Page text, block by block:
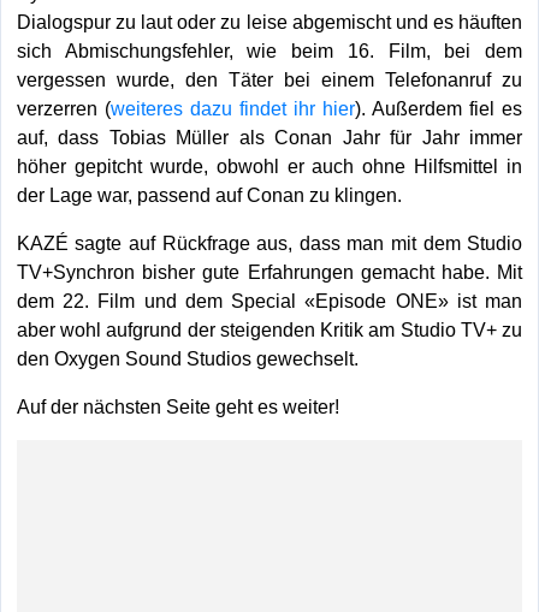
Dialogspur zu laut oder zu leise abgemischt und es häuften
sich Abmischungsfehler, wie beim 16. Film, bei dem
vergessen wurde, den Täter bei einem Telefonanruf zu
verzerren (weiteres dazu findet ihr hier). Außerdem fiel es
auf, dass Tobias Müller als Conan Jahr für Jahr immer
höher gepitcht wurde, obwohl er auch ohne Hilfsmittel in
der Lage war, passend auf Conan zu klingen.
KAZÉ sagte auf Rückfrage aus, dass man mit dem Studio
TV+Synchron bisher gute Erfahrungen gemacht habe. Mit
dem 22. Film und dem Special «Episode ONE» ist man
aber wohl aufgrund der steigenden Kritik am Studio TV+ zu
den Oxygen Sound Studios gewechselt.
Auf der nächsten Seite geht es weiter!